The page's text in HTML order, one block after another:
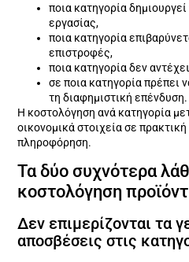
ποια κατηγορία
εργασίας,
ποια κατηγορία
επιστροφές,
ποια κατηγορία δεν
σε ποια κατηγορία πρέπει
τη διαφημιστική επένδυση.
Η κοστολόγηση ανά κατηγορία
οικονομικά στοιχεία σε
πληροφόρηση.
Τα δύο συχνότερα
κοστολόγηση
Δεν επιμερίζονται τα
αποσβέσεις στις